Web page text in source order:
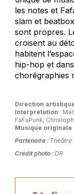
les notes et
slam et
sont propres.
croisent au
habitent
hip-hop et
chorégraphies
Direction
Interprétation :
FaFaPunk,
Musique originale
Partenaire : Théâtre
Crédit photo : DR